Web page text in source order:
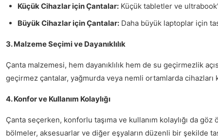
Küçük Cihazlar için Çantalar: Küçük tabletler ve
Büyük Cihazlar için Çantalar: Daha büyük laptoplar için
3. Malzeme Seçimi ve Dayanıklılık
Çanta malzemesi, hem dayanıklılık hem de su geçirmezlik
geçirmez çantalar, yağmurda veya nemli ortamlarda
4. Konfor ve Kullanım Kolaylığı
Çanta seçerken, konforlu taşıma ve kullanım kolaylığı da
bölmeler, aksesuarlar ve diğer eşyaların düzenli bir şekilde